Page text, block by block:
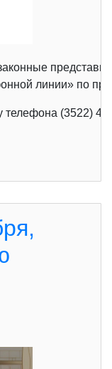
линии» по
(3522)